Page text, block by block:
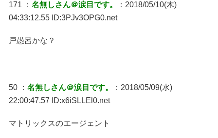
171 ： 名無しさん＠涙目です。
：2018/05/10(木)
04:33:12.55 ID:3PJv3OPG0.net
戸愚呂かな？
50 ： 名無しさん＠涙目です。
：2018/05/09(水)
22:00:47.57 ID:x6iSLLEl0.net
マトリックスのエージェント